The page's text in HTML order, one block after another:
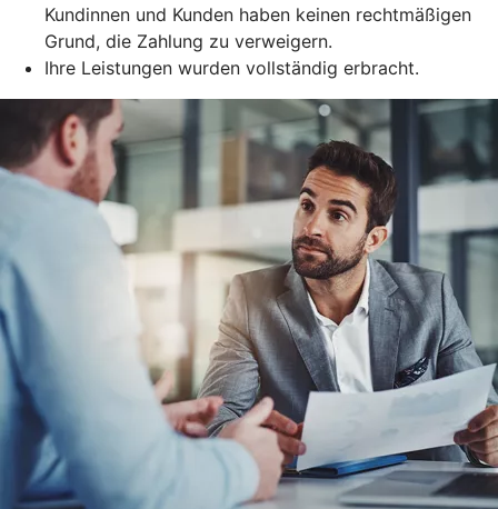
Kundinnen und Kunden haben keinen rechtmäßigen
Grund, die Zahlung zu verweigern.
Ihre Leistungen wurden vollständig erbracht.